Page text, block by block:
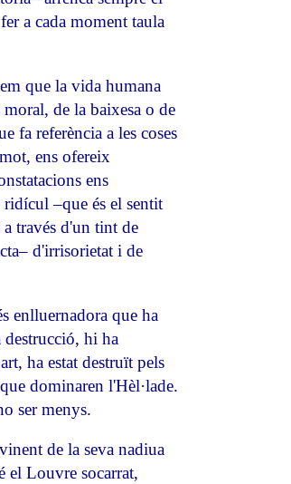
a cada moment taula
que la vida humana
de la baixesa o de
fa referència a les coses
ens ofereix
ens
–que és el sentit
través d'un tint de
d'irrisorietat i de
enlluernadora que ha
destrucció, hi ha
ha estat destruït pels
dominaren l'Hèl·lade.
ser menys.
de la seva nadiua
el Louvre socarrat,